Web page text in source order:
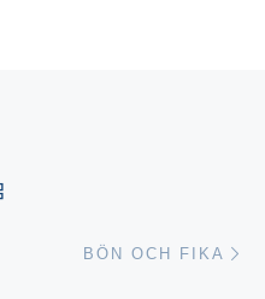
BÖN OCH FIKA